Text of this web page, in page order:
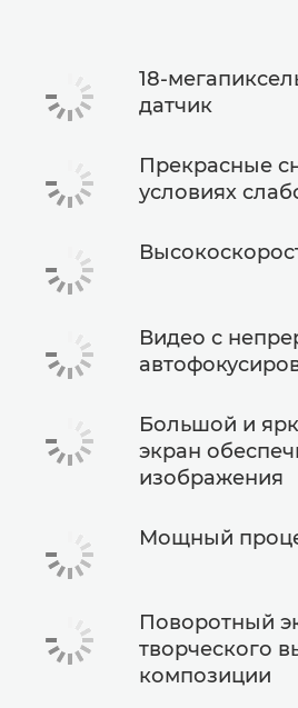
18-
датчик
Прекрасные
условиях
Видео с
Большой и
экран
изображения
Мощный
Поворотный
творческого
композиции